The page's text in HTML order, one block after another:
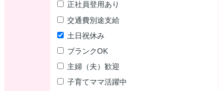
正社員登用あり
交通費別途支給
土日祝休み
ブランクOK
主婦（夫）歓迎
子育てママ活躍中